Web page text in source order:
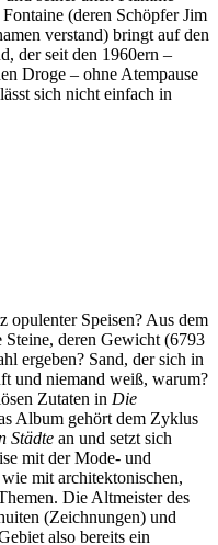
(deren Schöpfer Jim
verstand) bringt auf den
der seit den 1960ern –
Droge – ohne Atempause
sich nicht einfach in
opulenter Speisen? Aus dem
Steine, deren Gewicht (6793
ergeben? Sand, der sich in
und niemand weiß, warum?
Zutaten in Die
Album gehört dem Zyklus
Städte an und setzt sich
mit der Mode- und
mit architektonischen,
Die Altmeister des
(Zeichnungen) und
also bereits ein